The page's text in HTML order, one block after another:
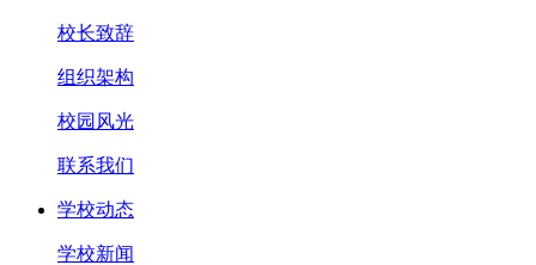
校长致辞
组织架构
校园风光
联系我们
学校动态
学校新闻